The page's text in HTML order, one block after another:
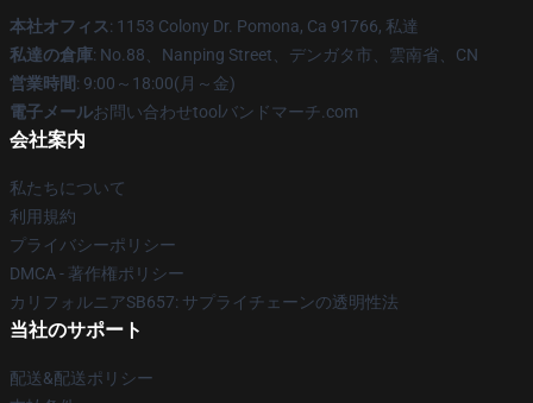
本社オフィス: 1153 Colony Dr. Pomona, Ca 91766, 私達
私達の倉庫: No.88、Nanping Street、デンガタ市、雲南省、CN
営業時間: 9:00～18:00(月～金)
電子メールお問い合わせtoolバンドマーチ.com
会社案内
私たちについて
利用規約
プライバシーポリシー
DMCA - 著作権ポリシー
カリフォルニアSB657: サプライチェーンの透明性法
当社のサポート
配送&配送ポリシー